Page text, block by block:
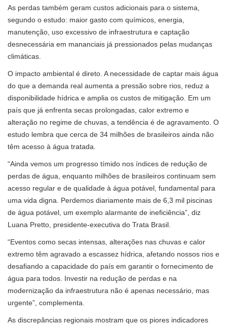
As perdas também geram custos adicionais para o sistema,
segundo o estudo: maior gasto com químicos, energia,
manutenção, uso excessivo de infraestrutura e captação
desnecessária em mananciais já pressionados pelas mudanças
climáticas.
O impacto ambiental é direto. A necessidade de captar mais água
do que a demanda real aumenta a pressão sobre rios, reduz a
disponibilidade hídrica e amplia os custos de mitigação. Em um
país que já enfrenta secas prolongadas, calor extremo e
alteração no regime de chuvas, a tendência é de agravamento. O
estudo lembra que cerca de 34 milhões de brasileiros ainda não
têm acesso à água tratada.
“Ainda vemos um progresso tímido nos índices de redução de
perdas de água, enquanto milhões de brasileiros continuam sem
acesso regular e de qualidade à água potável, fundamental para
uma vida digna. Perdemos diariamente mais de 6,3 mil piscinas
de água potável, um exemplo alarmante de ineficiência”, diz
Luana Pretto, presidente-executiva do Trata Brasil.
“Eventos como secas intensas, alterações nas chuvas e calor
extremo têm agravado a escassez hídrica, afetando nossos rios e
desafiando a capacidade do país em garantir o fornecimento de
água para todos. Investir na redução de perdas e na
modernização da infraestrutura não é apenas necessário, mas
urgente”, complementa.
As discrepâncias regionais mostram que os piores indicadores